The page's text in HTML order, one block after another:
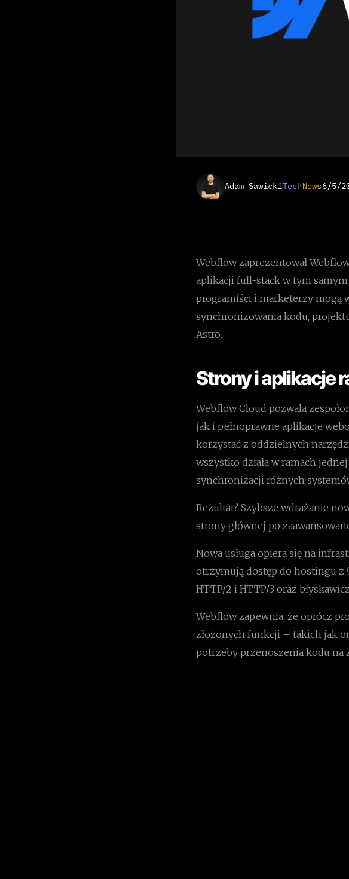
Adam SawickiTechNews6/5/
Webflow zaprezentował
aplikacji full-stack w tym
programiści i marketerzy mogą
synchronizowania kodu,
Astro.
Strony i aplikacje
Webflow Cloud pozwala
jak i pełnoprawne aplikacje
korzystać z oddzielnych
wszystko działa w ramach
synchronizacji różnych
Rezultat? Szybsze wdrażanie
strony głównej po
Nowa usługa opiera się na
otrzymują dostęp do hostingu z
HTTP/2 i HTTP/3 oraz
Webflow zapewnia, że oprócz
złożonych funkcji – takich jak
potrzeby przenoszenia kodu na